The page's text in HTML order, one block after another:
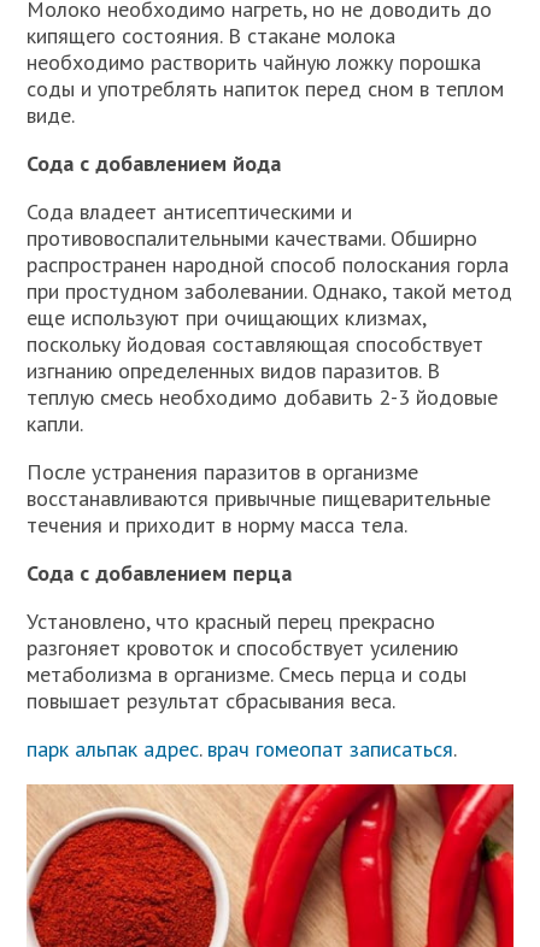
Молоко необходимо нагреть, но не доводить до
кипящего состояния. В стакане молока
необходимо растворить чайную ложку порошка
соды и употреблять напиток перед сном в теплом
виде.
Сода с добавлением йода
Сода владеет антисептическими и
противовоспалительными качествами. Обширно
распространен народной способ полоскания горла
при простудном заболевании. Однако, такой метод
еще используют при очищающих клизмах,
поскольку йодовая составляющая способствует
изгнанию определенных видов паразитов. В
теплую смесь необходимо добавить 2-3 йодовые
капли.
После устранения паразитов в организме
восстанавливаются привычные пищеварительные
течения и приходит в норму масса тела.
Сода с добавлением перца
Установлено, что красный перец прекрасно
разгоняет кровоток и способствует усилению
метаболизма в организме. Смесь перца и соды
повышает результат сбрасывания веса.
парк альпак адрес. врач гомеопат записаться.